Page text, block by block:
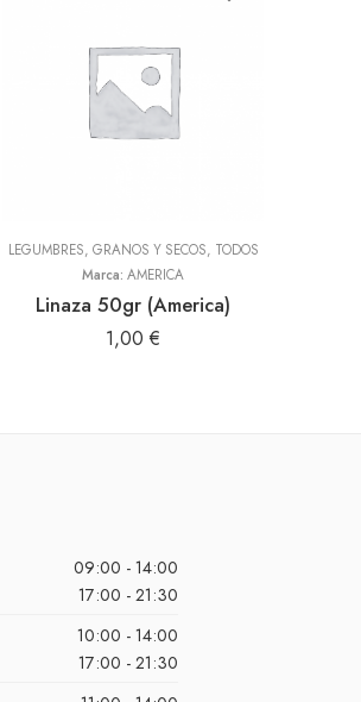
LEGUMBRES, GRANOS Y SECOS, TODOS
Marca: AMERICA
Linaza 50gr (America)
1,00 €
09:00 - 14:00
17:00 - 21:30
10:00 - 14:00
17:00 - 21:30